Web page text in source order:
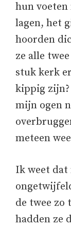
hun voeten
lagen, het
hoorden
ze alle
stuk kerk
kippig
mijn ogen
meteen
Ik weet
de twee zo
hadden ze